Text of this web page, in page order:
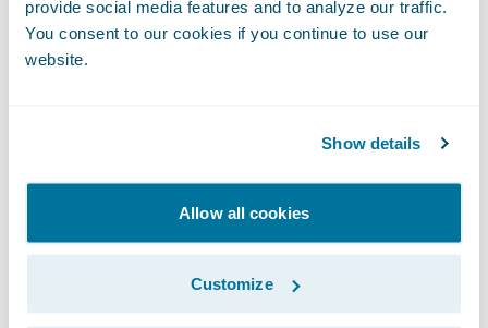
provide social media features and to analyze our traffic.
You consent to our cookies if you continue to use our
website.
Show details
Allow all cookies
Customize
processus critiques, son intégration native
conditionne sa capacité à opérer de
permet alors de garantir la cohérence des
données, d’assurer des performances
transactionnelles élevées et de maintenir un
alignement strict avec la gouvernance